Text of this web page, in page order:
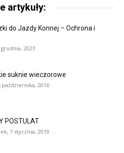
artykuły:
do Jazdy Konnej – Ochrona i
2023
suknie wieczorowe
2016
POSTULAT
7 stycznia, 2019